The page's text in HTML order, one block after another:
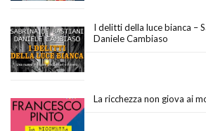
I delitti della luce bianca –
Daniele Cambiaso
La ricchezza non giova ai